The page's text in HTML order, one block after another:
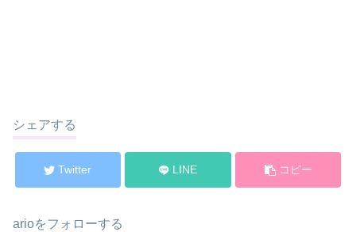
シェアする
Twitter LINE コピー
arioをフォローする